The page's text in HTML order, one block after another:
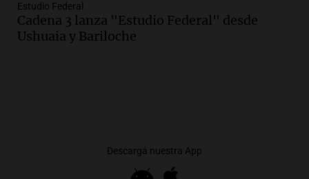
Estudio Federal
Cadena 3 lanza "Estudio Federal" desde
Ushuaia y Bariloche
Descargá nuestra App